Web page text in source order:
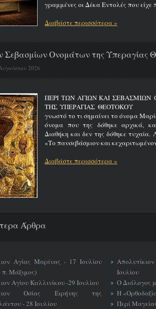
γραμμένες οι Δέκα Εντολές που είχε
Διαβάστε περισσότερα »
Σεβασμίων Ονομάτων της Υπεραγίας
2026
ΠΕΡΙ ΤΩΝ ΑΓΙΩΝ ΚΑΙ
ΤΗΣ ΥΠΕΡΑΓΙΑΣ ΘΕΟΤΟΚΟΥ
γνωστό το τι σημαίνει το όνομα
όνομα που της δόθηκε αρχικά,
Διαθήκη και δεν της δόθηκε τυχαία.
«Το πανσεβάσμιον και
Διαβάστε περισσότερα »
Άρθρα
Αγίας Μαρίνας - 17 Ιουλίου
π. Μάξιμος)
Αγίου Καλλινίκου -29 Ιουλίου
Οσίας Ειρήνης της
- 28 Ιουλίου
Ιουλίου
Ο Διάλογος
Η
Περί